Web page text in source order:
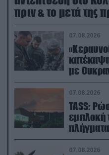
πριν & το μετά της
(βίντεο)
07.08.2026
με
07.08.2026
TASS:
εμπλοκή
έδαφος!
07.08.2026